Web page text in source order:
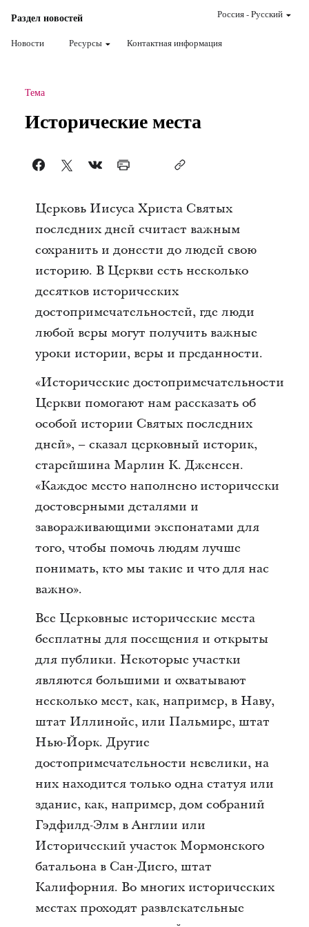
Раздел новостей
Новости Ресурсы Контактная информация
Россия-Pусский
Тема
Исторические места
Церковь Иисуса Христа Святых
последних дней считает важным
сохранить и донести до людей свою
историю. В Церкви есть несколько
десятков исторических
достопримечательностей, где люди
любой веры могут получить важные
уроки истории, веры и преданности.
«Исторические достопримечательности
Церкви помогают нам рассказать об
особой истории Святых последних
дней», – сказал церковный историк,
старейшина Марлин К. Дженсен.
«Каждое место наполнено исторически
достоверными деталями и
завораживающими экспонатами для
того, чтобы помочь людям лучше
понимать, кто мы такие и что для нас
важно».
Все Церковные исторические места
бесплатны для посещения и открыты
для публики. Некоторые участки
являются большими и охватывают
несколько мест, как, например, в Наву,
штат Иллинойс, или Пальмире, штат
Нью-Йорк. Другие
достопримечательности невелики, на
них находится только одна статуя или
здание, как, например, дом собраний
Гэдфилд-Элм в Англии или
Исторический участок Мормонского
батальона в Сан-Диего, штат
Калифорния. Во многих исторических
местах проходят развлекательные